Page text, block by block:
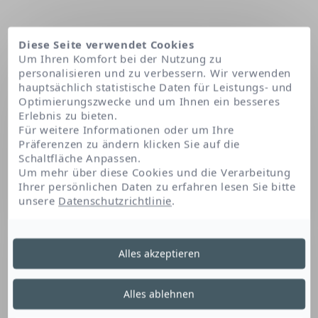
Startseite Madecassic acid
Madecassic Acid
Madecassinsäure, die aus Centella extrahiert
wird, ist bekannt für die folgenden
Diese Seite verwendet Cookies
Um Ihren Komfort bei der Nutzung zu
personalisieren und zu verbessern. Wir verwenden
hauptsächlich statistische Daten für Leistungs- und
Optimierungszwecke und um Ihnen ein besseres
Erlebnis zu bieten.
Für weitere Informationen oder um Ihre
Präferenzen zu ändern klicken Sie auf die
Schaltfläche Anpassen.
Um mehr über diese Cookies und die Verarbeitung
Ihrer persönlichen Daten zu erfahren lesen Sie bitte
unsere Datenschutzrichtlinie.
Alles ablehnen
Alles akzeptieren